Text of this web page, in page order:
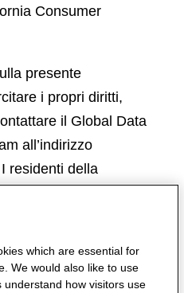
Consumer
presente
i propri diritti,
il Global Data
all’indirizzo
residenti della
596-3896. Inoltre,
which are essential for
We would also like to use
how visitors use